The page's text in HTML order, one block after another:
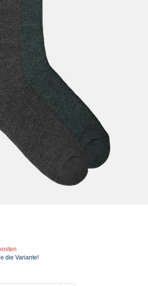
die Variante!